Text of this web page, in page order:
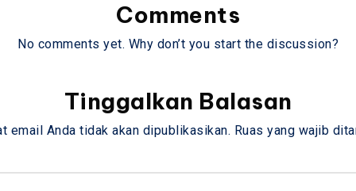
Comments
No comments yet. Why don’t you start the discussion?
Tinggalkan Balasan
email Anda tidak akan dipublikasikan. Ruas yang wajib